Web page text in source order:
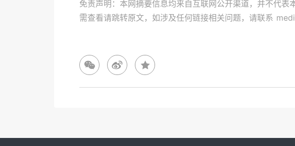
免责声明：本网摘要信息均来自互联网公开渠道，并不代表
需查看请跳转原文，如涉及任何链接相关问题，请联系